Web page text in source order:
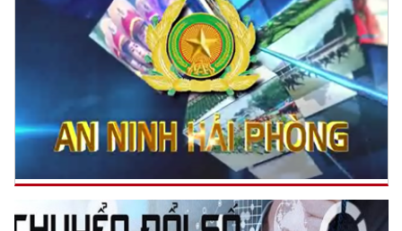
Đối với công việc, phải
TẬN TỤY
Đối với địch, phải
CƯƠNG QUYẾT, KHÔN KHÉO
Trích thư Chủ tịch Hồ Chí Minh
gửi Công an Khu XII,
ngày 11 tháng 3 năm 1948.